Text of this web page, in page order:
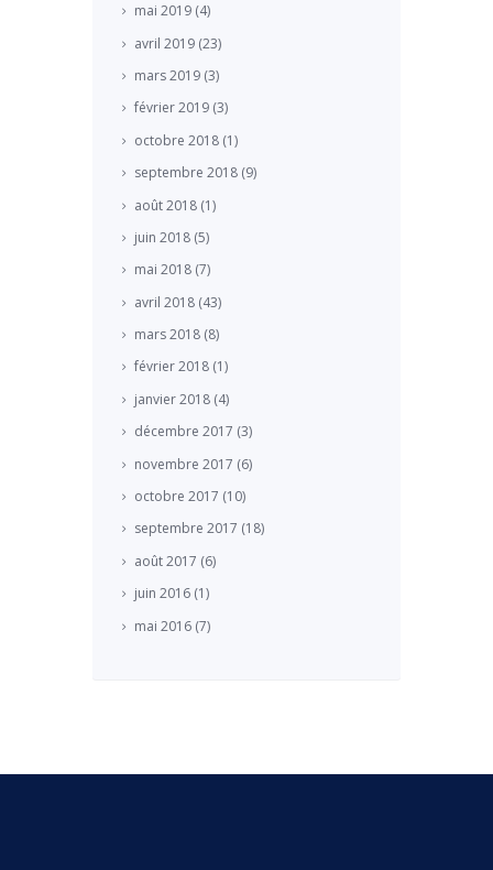
mai 2019(4)
avril 2019(23)
mars2019(3)
février2019(3)
octobre 2018(1)
septembre 2018(9)
août2018(1)
juin 2018(5)
mai 2018(7)
avril 2018(43)
mars2018(8)
février2018(1)
janvier2018(4)
décembre 2017 (3)
novembre 2017 (6)
octobre 2017 (10)
septembre 2017 (18)
août2017 (6)
juin 2016(1)
mai 2016(7)